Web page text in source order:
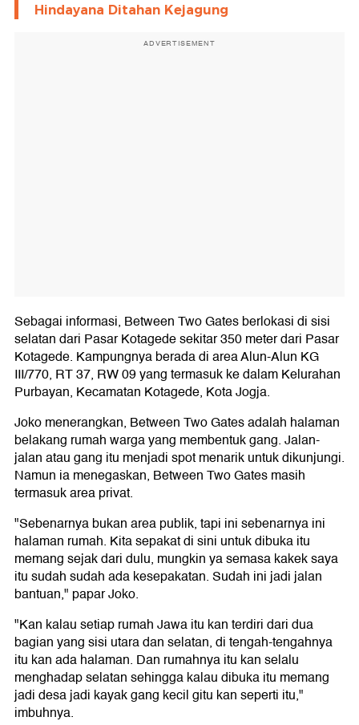
Hindayana Ditahan Kejagung
ADVERTISEMENT
Sebagai informasi, Between Two Gates berlokasi di sisi
selatan dari Pasar Kotagede sekitar 350 meter dari Pasar
Kotagede. Kampungnya berada di area Alun-Alun KG
III/770, RT 37, RW 09 yang termasuk ke dalam Kelurahan
Purbayan, Kecamatan Kotagede, Kota Jogja.
Joko menerangkan, Between Two Gates adalah halaman
belakang rumah warga yang membentuk gang. Jalan-
jalan atau gang itu menjadi spot menarik untuk dikunjungi.
Namun ia menegaskan, Between Two Gates masih
termasuk area privat.
"Sebenarnya bukan area publik, tapi ini sebenarnya ini
halaman rumah. Kita sepakat di sini untuk dibuka itu
memang sejak dari dulu, mungkin ya semasa kakek saya
itu sudah sudah ada kesepakatan. Sudah ini jadi jalan
bantuan," papar Joko.
"Kan kalau setiap rumah Jawa itu kan terdiri dari dua
bagian yang sisi utara dan selatan, di tengah-tengahnya
itu kan ada halaman. Dan rumahnya itu kan selalu
menghadap selatan sehingga kalau dibuka itu memang
jadi desa jadi kayak gang kecil gitu kan seperti itu,"
imbuhnya.